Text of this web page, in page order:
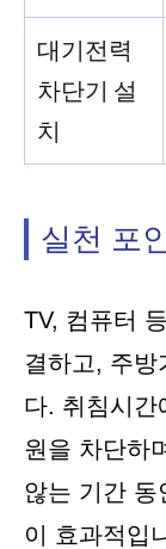
대기전력
차단기 설
치
실천 포
TV, 컴퓨터
결하고, 주방
다. 취침시간
원을 차단하
않는 기간 동
이 효과적입